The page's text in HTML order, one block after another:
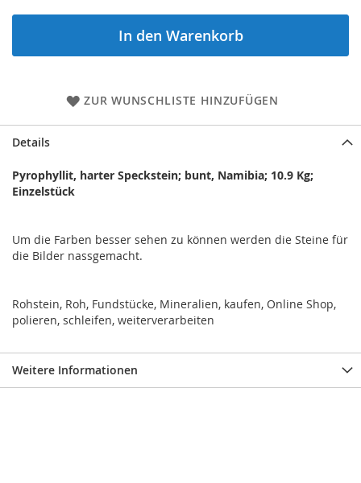
In den Warenkorb
ZUR WUNSCHLISTE HINZUFÜGEN
Details
Pyrophyllit, harter Speckstein; bunt, Namibia; 10.9 Kg;
Einzelstück
Um die Farben besser sehen zu können werden die Steine für
die Bilder nassgemacht.
Rohstein, Roh, Fundstücke, Mineralien, kaufen, Online Shop,
polieren, schleifen, weiterverarbeiten
Weitere Informationen